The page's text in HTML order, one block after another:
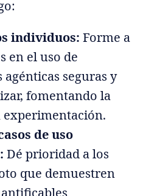
individuos: Forme a
en el uso de
seguras y
fomentando la
experimentación.
de uso
Dé prioridad a los
que demuestren